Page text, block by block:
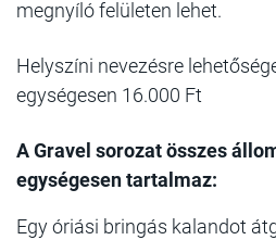
megnyíló felületen lehet.
Helyszíni nevezésre
egységesen 16.000 Ft
A Gravel sorozat összes
egységesen tartalmaz:
Egy óriási bringás kalandot